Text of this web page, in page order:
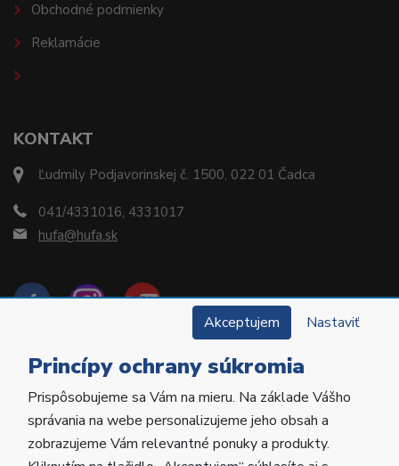
KONTAKT
Ľudmily Podjavorinskej č. 1500, 022 01 Čadca
041/4331016, 4331017
hufa@hufa.sk
Obchodné podmienky
Reklamácie
Copyright © 2022 Hu-Fa Dental a.s. Všetky práva
vyhradené.
Akceptujem Nastaviť
Princípy ochrany súkromia
Prispôsobujeme sa Vám na mieru. Na základe Vášho
správania na webe personalizujeme jeho obsah a
zobrazujeme Vám relevantné ponuky a produkty.